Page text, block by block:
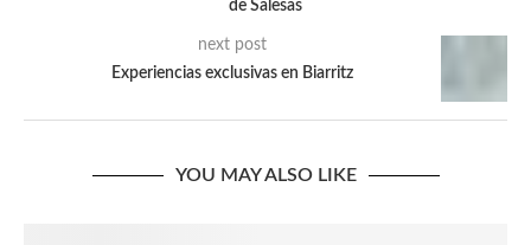
de Salesas
next post
Experiencias exclusivas en Biarritz
YOU MAY ALSO LIKE